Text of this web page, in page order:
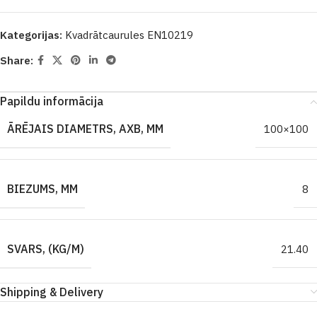
Kategorijas: Kvadrātcaurules EN10219
Share:
Papildu informācija
ĀRĒJAIS DIAMETRS, AXB, MM
100×100
BIEZUMS, MM 8
SVARS, (KG/M) 21.40
Shipping & Delivery